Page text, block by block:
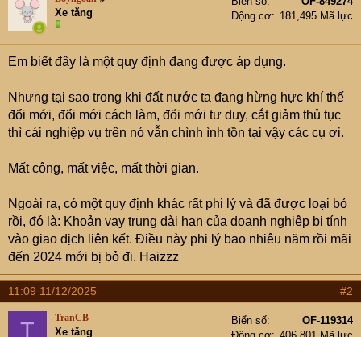
d
s
t
a
t
e
r
Xe tăng
Động cơ
181,495 Mã lực
Em biết đây là một quy định đang được áp dụng.
Nhưng tại sao trong khi đất nước ta đang hừng hực khí thế
đổi mới, đổi mới cách làm, đổi mới tư duy, cắt giảm thủ tục
thì cái nghiệp vụ trên nó vẫn chình ình tồn tại vậy các cụ ơi.
Mất công, mất việc, mất thời gian.
Ngoài ra, có một quy định khác rất phi lý và đã được loại bỏ
rồi, đó là: Khoản vay trung dài hạn của doanh nghiệp bị tính
vào giao dịch liên kết. Điều này phi lý bao nhiêu năm rồi mãi
đến 2024 mới bị bỏ đi. Haizzz
11:09 11/12/2025 #2
T TranCB
Xe tăng
Biển số
OF-119314